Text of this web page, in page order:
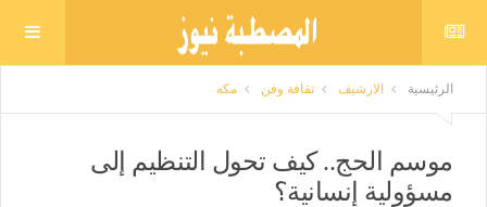
الرئيسية الارشيف ثقافة وفن مكه
موسم الحج.. كيف تحول التنظيم إلى
مسؤولية إنسانية؟